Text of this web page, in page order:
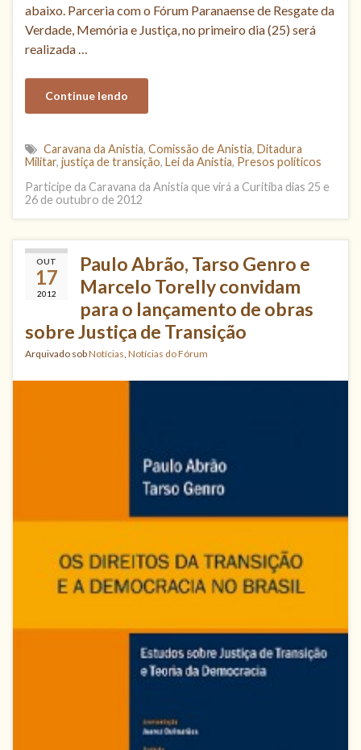
abaixo. Parceria com o Fórum Paranaense de Resgate da
Verdade, Memória e Justiça, no primeiro dia (25) será
realizada …
Continue lendo
Caravana da Anistia, Comissão de Anistia, Ditadura
Militar, justiça de transição, Lei da Anistia, Presos políticos
Participe da Caravana da Anistia que virá a Curitiba dias 25 e
26 de outubro de 2012
OUT
17
2012
Paulo Abrão, Tarso Genro e
Marcelo Torelly convidam
para o lançamento de obras
sobre Justiça de Transição
Arquivado sobNotícias, Notícias do Fórum